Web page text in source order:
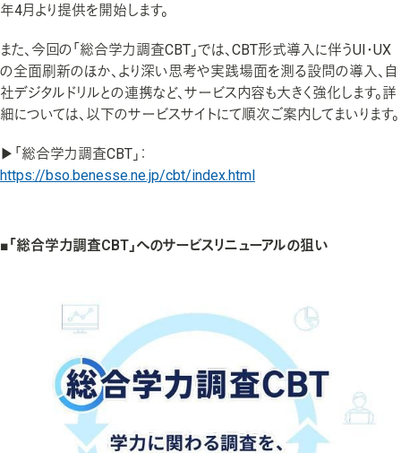
アセスメント
日常学習
校務支援
教育情報提供サイト
企業での学びの支援
採用支援
介護・保育、ペッツのサービス・商品
年4月より提供を開始します。
また、今回の「総合学力調査CBT」では、CBT形式導入に伴うUI・UX
の全面刷新のほか、より深い思考や実践場面を測る設問の導入、自
社デジタルドリルとの連携など、サービス内容も大きく強化します。詳
細については、以下のサービスサイトにて順次ご案内してまいります。
▶「総合学力調査CBT」：
https://bso.benesse.ne.jp/cbt/index.html
■「総合学力調査CBT」へのサービスリニューアルの狙い